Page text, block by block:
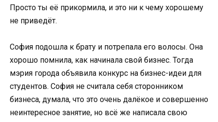
Просто ты её прикормила, и это ни к чему хорошему
не приведёт.
София подошла к брату и потрепала его волосы. Она
хорошо помнила, как начинала свой бизнес. Тогда
мэрия города объявила конкурс на бизнес-идеи для
студентов. София не считала себя сторонником
бизнеса, думала, что это очень далёкое и совершенно
неинтересное занятие, но всё же написала свою